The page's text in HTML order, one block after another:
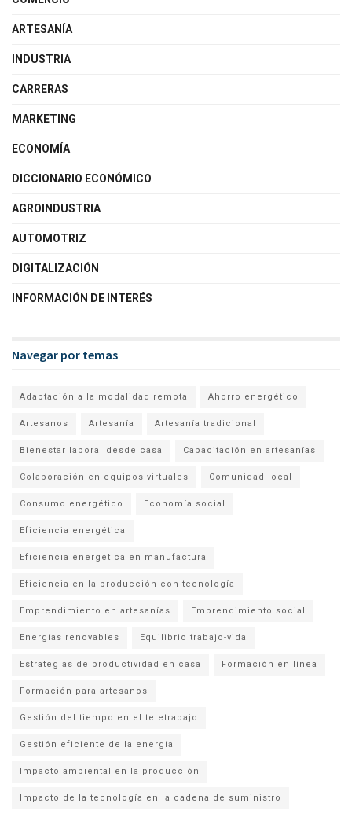
ARTESANÍA
INDUSTRIA
CARRERAS
MARKETING
ECONOMÍA
DICCIONARIO ECONÓMICO
AGROINDUSTRIA
AUTOMOTRIZ
DIGITALIZACIÓN
INFORMACIÓN DE INTERÉS
Navegar por temas
Adaptación a la modalidad remota Ahorro energético
Artesanos Artesanía Artesanía tradicional
Bienestar laboral desde casa Capacitación en artesanías
Colaboración en equipos virtuales Comunidad local
Consumo energético Economía social
Eficiencia energética
Eficiencia energética en manufactura
Eficiencia en la producción con tecnología
Emprendimiento en artesanías Emprendimiento social
Energías renovables Equilibrio trabajo-vida
Estrategias de productividad en casa Formación en línea
Formación para artesanos
Gestión del tiempo en el teletrabajo
Gestión eficiente de la energía
Impacto ambiental en la producción
Impacto de la tecnología en la cadena de suministro